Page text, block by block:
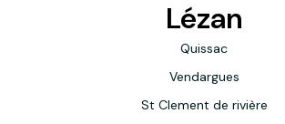
Lézan
Quissac
Vendargues
St Clement de rivière